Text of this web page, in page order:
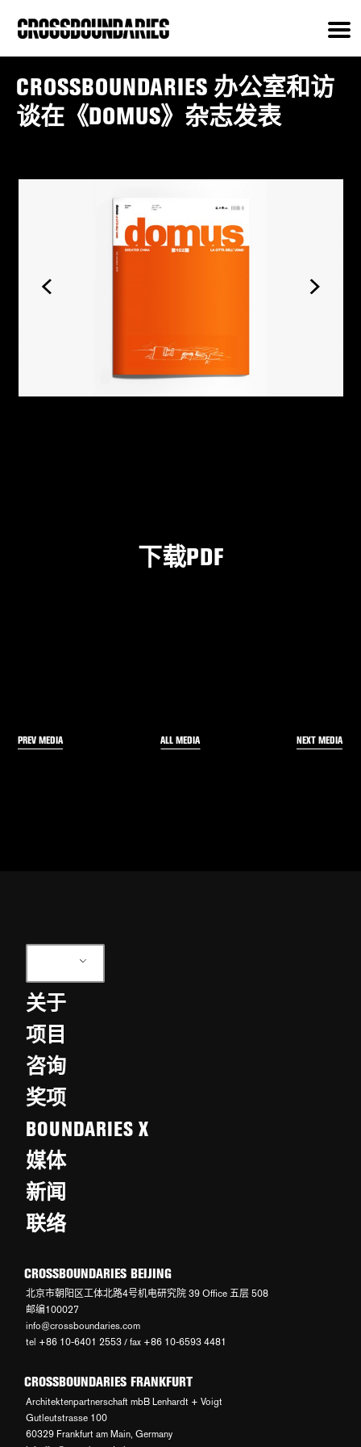
CROSSBOUNDARIES 办公室和访
谈在《DOMUS》杂志发表
下载PDF
PREV MEDIA ALL MEDIA NEXT MEDIA
关于
项目
咨询
奖项
BOUNDARIES X
媒体
新闻
联络
CROSSBOUNDARIES BEIJING
北京市朝阳区工体北路4号机电研究院 39 Office 五层 508
邮编100027
info@crossboundaries.com
tel +86 10-6401 2553 / fax +86 10-6593 4481
CROSSBOUNDARIES FRANKFURT
Architektenpartnerschaft mbB Lenhardt + Voigt
Gutleutstrasse 100
60329 Frankfurt am Main, Germany